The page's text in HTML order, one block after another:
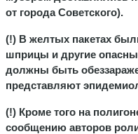
от города Советского).
(!) В желтых пакетах
шприцы и другие
должны быть
представляют
(!) Кроме того на
сообщению авторов